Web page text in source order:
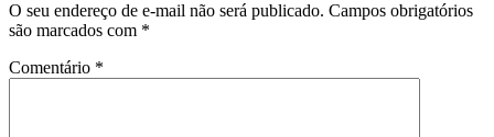
O seu endereço de e-mail não será publicado. Campos obrigatórios
são marcados com *
Comentário *